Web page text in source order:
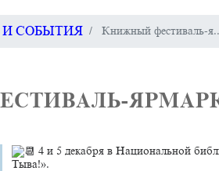
И СОБЫТИЯ Книжный фестиваль-
4 и 5 декабря в Национальной
Тыва!».